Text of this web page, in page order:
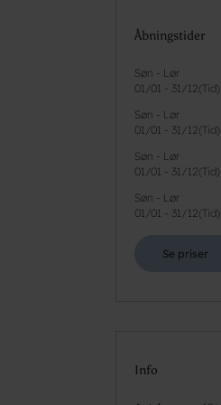
Åbningstider
Søn - Lør
01/01 - 31/12( Tid)
Søn - Lør
01/01 - 31/12( Tid)
Søn - Lør
01/01 - 31/12( Tid)
Søn - Lør
01/01 - 31/12( Tid)
Se priser
Info